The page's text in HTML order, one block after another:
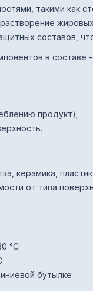
такими как
составов,
в
продукт);
керамика,
от типа
°C
бутылке